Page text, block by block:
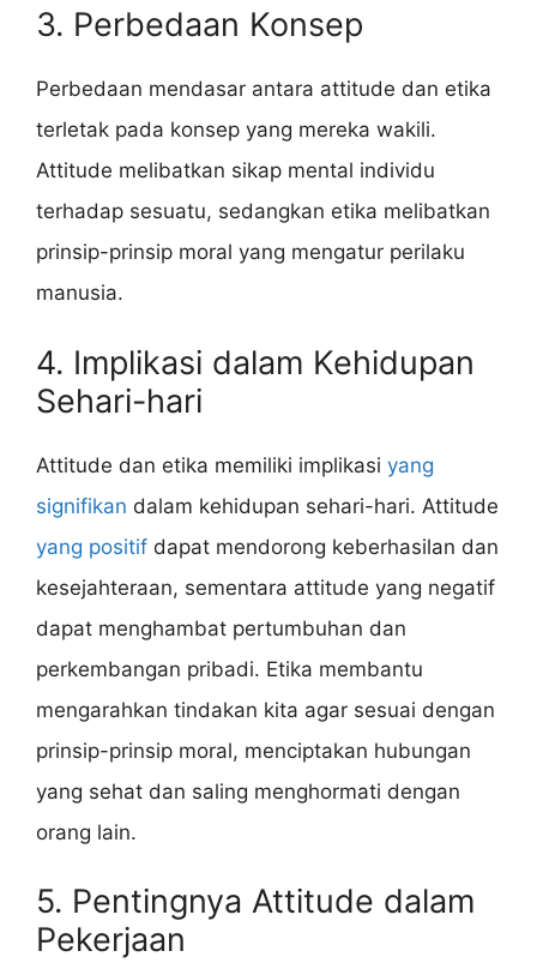
3. Perbedaan Konsep
Perbedaan mendasar antara attitude dan etika
terletak pada konsep yang mereka wakili.
Attitude melibatkan sikap mental individu
terhadap sesuatu, sedangkan etika melibatkan
prinsip-prinsip moral yang mengatur perilaku
manusia.
4. Implikasi dalam Kehidupan
Sehari-hari
Attitude dan etika memiliki implikasi yang
signifikan dalam kehidupan sehari-hari. Attitude
yang positif dapat mendorong keberhasilan dan
kesejahteraan, sementara attitude yang negatif
dapat menghambat pertumbuhan dan
perkembangan pribadi. Etika membantu
mengarahkan tindakan kita agar sesuai dengan
prinsip-prinsip moral, menciptakan hubungan
yang sehat dan saling menghormati dengan
orang lain.
5. Pentingnya Attitude dalam
Pekerjaan